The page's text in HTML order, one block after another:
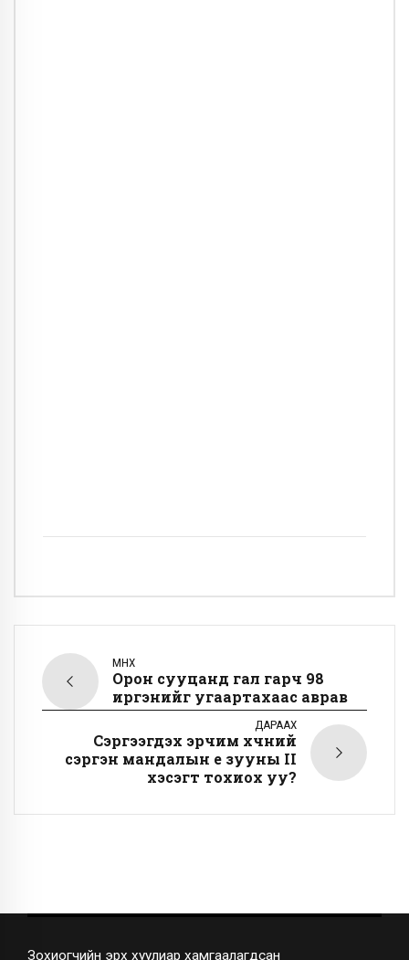
ӨМНӨХ
Орон сууцанд гал гарч 98
иргэнийг угаартахаас аврав
ДАРААХ
Сэргээгдэх эрчим хүчний
сэргэн мандалын үе зууны II
хэсэгт тохиох уу?
Зохиогчийн эрх хуулиар хамгаалагдсан